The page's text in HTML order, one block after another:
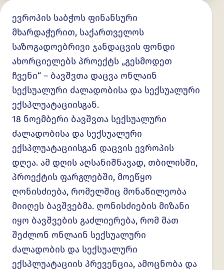
ევროპის საბჭოს ფინანსური
მხარდაჭერით, საქართველოს
საზოგადოებრივი ჯანდაცვის ფონდი
ახორციელებს პროექტს „გესმოდეთ
ჩვენი“ – ბავშვთა დაცვა ონლაინ
სექსუალური ძალადობისა და სექსუალური
ექსპლუატაციისგან.
18 ნოემბერი ბავშვთა სექსუალური
ძალადობისა და სექსუალური
ექსპლუატაციისგან დაცვის ევროპის
დღეა. ამ დღის აღსანიშნავად, თბილისში,
პროექტის ფარგლებში, მოეწყო
ღონისძიება, რომელშიც მონაწილეობა
მიიღეს ბავშვებმა. ღონისძიების მიზანი
იყო ბავშვების გაძლიერება, რომ მათ
შეძლონ ონლაინ სექსუალური
ძალადობის და სექსუალური
ექსპლუატაციის პრევენცია, ამოცნობა და